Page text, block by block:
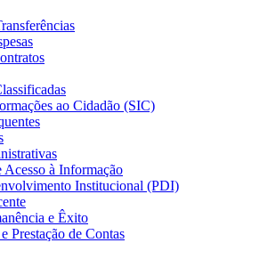
ao Cidadão (SIC)
Acesso à Informação
Institucional (PDI)
e Êxito
Prestação de Contas